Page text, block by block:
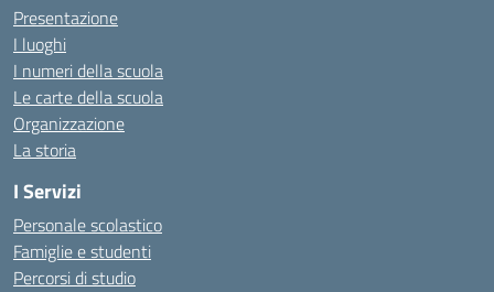
Presentazione
I luoghi
I numeri della scuola
Le carte della scuola
Organizzazione
La storia
I Servizi
Personale scolastico
Famiglie e studenti
Percorsi di studio